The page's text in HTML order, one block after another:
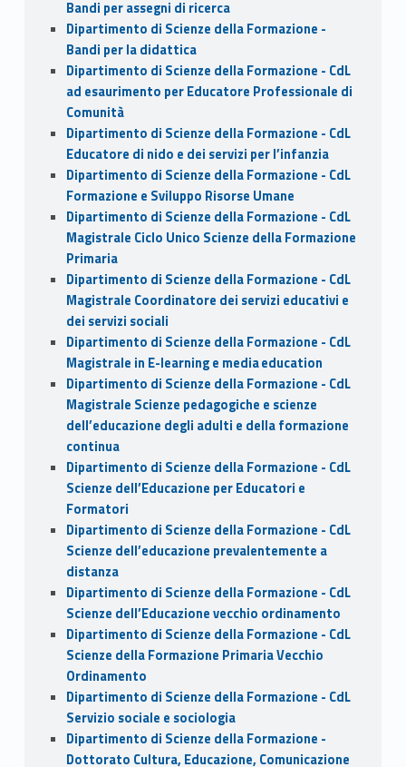
Bandi per assegni di ricerca
Dipartimento di Scienze della Formazione -
Bandi per la didattica
Dipartimento di Scienze della Formazione - CdL
ad esaurimento per Educatore Professionale di
Comunità
Dipartimento di Scienze della Formazione - CdL
Educatore di nido e dei servizi per l’infanzia
Dipartimento di Scienze della Formazione - CdL
Formazione e Sviluppo Risorse Umane
Dipartimento di Scienze della Formazione - CdL
Magistrale Ciclo Unico Scienze della Formazione
Primaria
Dipartimento di Scienze della Formazione - CdL
Magistrale Coordinatore dei servizi educativi e
dei servizi sociali
Dipartimento di Scienze della Formazione - CdL
Magistrale in E-learning e media education
Dipartimento di Scienze della Formazione - CdL
Magistrale Scienze pedagogiche e scienze
dell’educazione degli adulti e della formazione
continua
Dipartimento di Scienze della Formazione - CdL
Scienze dell’Educazione per Educatori e
Formatori
Dipartimento di Scienze della Formazione - CdL
Scienze dell’educazione prevalentemente a
distanza
Dipartimento di Scienze della Formazione - CdL
Scienze dell’Educazione vecchio ordinamento
Dipartimento di Scienze della Formazione - CdL
Scienze della Formazione Primaria Vecchio
Ordinamento
Dipartimento di Scienze della Formazione - CdL
Servizio sociale e sociologia
Dipartimento di Scienze della Formazione -
Dottorato Cultura, Educazione, Comunicazione